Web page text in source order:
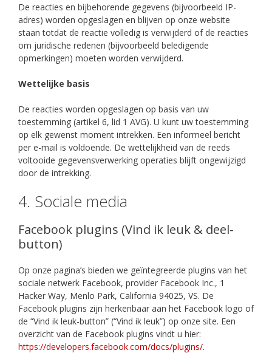
De reacties en bijbehorende gegevens (bijvoorbeeld IP-
adres) worden opgeslagen en blijven op onze website
staan ​​totdat de reactie volledig is verwijderd of de reacties
om juridische redenen (bijvoorbeeld beledigende
opmerkingen) moeten worden verwijderd.
Wettelijke basis
De reacties worden opgeslagen op basis van uw
toestemming (artikel 6, lid 1 AVG). U kunt uw toestemming
op elk gewenst moment intrekken. Een informeel bericht
per e-mail is voldoende. De wettelijkheid van de reeds
voltooide gegevensverwerking operaties blijft ongewijzigd
door de intrekking.
4. Sociale media
Facebook plugins (Vind ik leuk & deel-
button)
Op onze pagina’s bieden we geïntegreerde plugins van het
sociale netwerk Facebook, provider Facebook Inc., 1
Hacker Way, Menlo Park, California 94025, VS. De
Facebook plugins zijn herkenbaar aan het Facebook logo of
de “Vind ik leuk-button” (“Vind ik leuk”) op onze site. Een
overzicht van de Facebook plugins vindt u hier:
https://developers.facebook.com/docs/plugins/.